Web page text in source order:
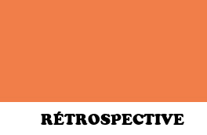
RÉTROSPECTIVE